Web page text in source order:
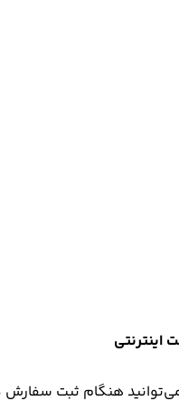
اینترنتی
هنگام ثبت سفارش